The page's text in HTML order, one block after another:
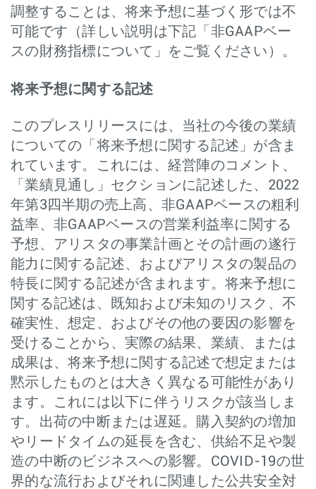
調整することは、将来予想に基づく形では不
可能です（詳しい説明は下記「非GAAPベー
スの財務指標について」をご覧ください）。
将来予想に関する記述
このプレスリリースには、当社の今後の業績
についての「将来予想に関する記述」が含ま
れています。これには、経営陣のコメント、
「業績見通し」セクションに記述した、2022
年第3四半期の売上高、非GAAPベースの粗利
益率、非GAAPベースの営業利益率に関する
予想、アリスタの事業計画とその計画の遂行
能力に関する記述、およびアリスタの製品の
特長に関する記述が含まれます。将来予想に
関する記述は、既知および未知のリスク、不
確実性、想定、およびその他の要因の影響を
受けることから、実際の結果、業績、または
成果は、将来予想に関する記述で想定または
黙示したものとは大きく異なる可能性があり
ます。これには以下に伴うリスクが該当しま
す。出荷の中断または遅延。購入契約の増加
やリードタイムの延長を含む、供給不足や製
造の中断のビジネスへの影響。COVID-19の世
界的な流行およびそれに関連した公共安全対